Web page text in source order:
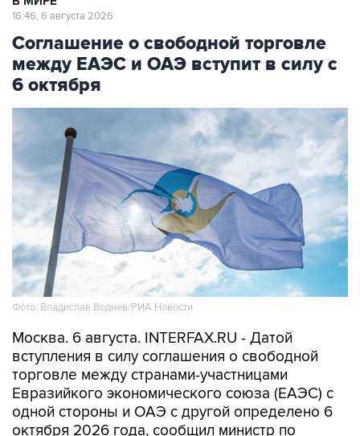
16:46, 6 августа 2026
Соглашение о свободной торговле
между ЕАЭС и ОАЭ вступит в силу с
6 октября
Фото: Владислав Воднев/РИА Новости
Москва. 6 августа. INTERFAX.RU - Датой
вступления в силу соглашения о свободной
торговле между странами-участницами
Евразийкого экономического союза (ЕАЭС) с
одной стороны и ОАЭ с другой определено 6
октября 2026 года, сообщил министр по